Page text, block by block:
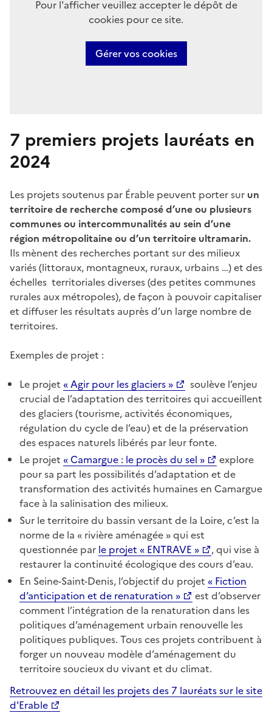
Pour l'afficher veuillez accepter le dépôt de
cookies pour ce site.
Gérer vos cookies
7 premiers projets lauréats en
2024
Les projets soutenus par Érable peuvent porter sur un
territoire de recherche composé d’une ou plusieurs
communes ou intercommunalités au sein d’une
région métropolitaine ou d’un territoire ultramarin.
Ils mènent des recherches portant sur des milieux
variés(littoraux, montagneux, ruraux, urbains …) et des
échelles territoriales diverses(des petites communes
rurales aux métropoles), de façon à pouvoir capitaliser
et diffuser les résultats auprès d’un large nombre de
territoires.
Exemples de projet :
Le projet « Agir pour les glaciers »
soulève l’enjeu
crucial de l’adaptation des territoires qui accueillent
des glaciers (tourisme, activités économiques,
régulation du cycle de l’eau) et de la préservation
des espaces naturels libérés par leur fonte.
Le projet « Camargue : le procès du sel »
explore
pour sa part les possibilités d’adaptation et de
transformation des activités humaines en Camargue
face à la salinisation des milieux.
Sur le territoire du bassin versant de la Loire, c’est la
norme de la « rivière aménagée » qui est
questionnée par le projet « ENTRAVE »
, qui vise à
restaurer la continuité écologique des cours d’eau.
En Seine-Saint-Denis, l’objectif du projet « Fiction
d’anticipation et de renaturation »
est d’observer
comment l’intégration de la renaturation dans les
politiques d’aménagement urbain renouvelle les
politiques publiques. Tous ces projets contribuent à
forger un nouveau modèle d’aménagement du
territoire soucieux du vivant et du climat.
Retrouvez en détail les projets des 7 lauréats sur le site
d'Erable